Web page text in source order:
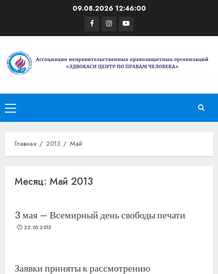
09.08.202612:46:01
Facebook
Instagram
Youtube
Основное
меню
Главная 2013 Май
Месяц: Май 2013
3 мая — Всемирный день свободы печати
22.05.2013
Заявки приняты к рассмотрению